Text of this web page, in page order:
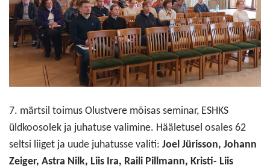
7. märtsil toimus Olustvere mõisas seminar, ESHKS
üldkoosolek ja juhatuse valimine. Hääletusel osales 62
seltsi liiget ja uude juhatusse valiti: Joel Jürisson, Johann
Zeiger, Astra Nilk, Liis Ira, Raili Pillmann, Kristi- Liis